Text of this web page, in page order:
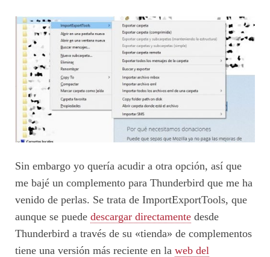
Sin embargo yo quería acudir a otra opción, así que
me bajé un complemento para Thunderbird que me ha
venido de perlas. Se trata de ImportExportTools, que
aunque se puede descargar directamente desde
Thunderbird a través de su «tienda» de complementos
tiene una versión más reciente en la web del